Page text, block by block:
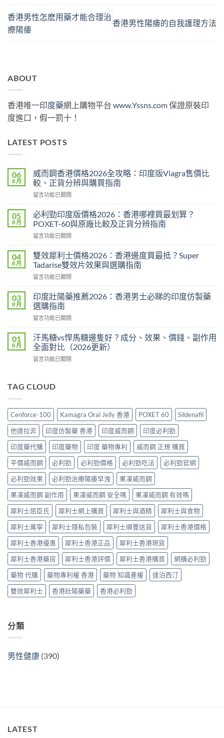
香港男性怎麽用藥才能合理治
療陽痿
香港男性陽痿的自我護理方法
ABOUT
香港唯一印度藥網上購物平台 www.Yssns.com保證原裝印
度進口，假一罰十！
LATEST POSTS
06
8 月
威而鋼香港價格2026全攻略：印度版Viagra售價比
較、正貨分辨與購買指南
在
而
鋼
香
港
格
2026
攻
印
度
Viagra
價
比
較、
辨
購
買
指
南〉
中
留言功能已關閉
05
8 月
必利勁印度版價格2026：香港哪裡買最划算？
POXET-60與原廠比較及正貨分辨指南
在
利
勁
印
度
價
格
2026：
香
哪
裡
最
POXET-
原
廠
比
較
及
正
貨
分
辨
指
南〉
中
留言功能已關閉
04
8 月
雙效犀利士價格2026：香港邊度買最抵？Super
Tadarise雙效片效果與選購指南
在
效
犀
利
士
格
2026：
香
港
買
Super
Tadarise
雙
效
片
效
果
與
選
購
指
南〉
中
留言功能已關閉
03
8 月
印度壯陽藥推薦2026：香港男士必睇的印度仿製藥
選購指南
在
度
壯
陽
藥
2026：
男
士
必
睇
的
印
度
仿
製
藥
選
購
指
南〉
中
留言功能已關閉
01
8 月
汗馬糖vs悍馬糖邊隻好？成分、效果、價錢、副作用
全面對比（2026更新）
在
糖
馬
糖
邊
隻
好？
成
分、
效
果、
價
錢、
副
作
用
全
面
對
比
（2026
更
新）〉
中
留言功能已關閉
TAG CLOUD
Cenforce-100 Kamagra Oral Jelly 香港 POXET 60
Sildenafil
他達拉非
印度仿製藥 香港 印度威而鋼
印度必利勁
印度藥代購
印度藥物 印度 藥物專利
威而鋼 正規 購買
平價威而鋼
必利勁 必利勁價格 必利勁吃法
必利勁官網
必利勁效果
必利勁治療陽痿早洩
果凍威而鋼
果凍威而鋼 副作用
果凍威而鋼 安全嗎
果凍威而鋼 有效嗎
犀利士屈臣氏
犀利士網上購買 犀利士與酒精
犀利士與食物
犀利士萬寧
犀利士隱私包裝 犀利士順豐送貨
犀利士香港價格
犀利士香港優惠
犀利士香港正品
犀利士香港現貨
犀利士香港藥房
犀利士香港評價 犀利士香港購買
網購必利勁
藥物 代購
藥物專利權 香港 藥物 知識產權
達泊西汀
雙效犀利士
香港壯陽藥藥 香港必利勁
分類
男性健康 (390)
LATEST